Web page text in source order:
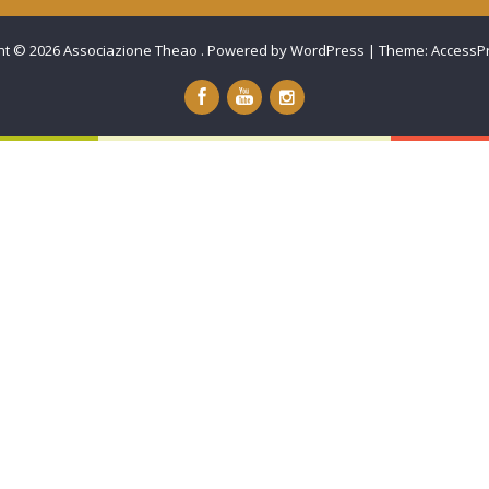
© 2026Associazione Theao . Powered by WordPress | Theme: